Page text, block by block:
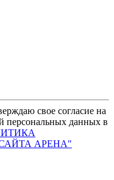
свое согласие на
персональных данных в
АРЕНА"